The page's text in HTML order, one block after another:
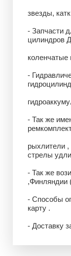
звезды,
- Запчасти
цилиндров
-
- Так же
рыхлители
стрелы
- Так же
,Финляндии
- Способы
карту .
- Доставку